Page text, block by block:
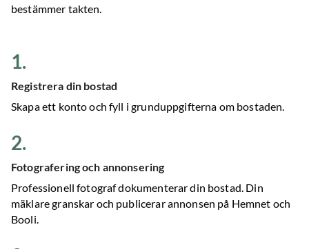
bestämmer takten.
1.
Registrera din bostad
Skapa ett konto och fyll i grunduppgifterna om bostaden.
2.
Fotografering och annonsering
Professionell fotograf dokumenterar din bostad. Din
mäklare granskar och publicerar annonsen på Hemnet och
Booli.